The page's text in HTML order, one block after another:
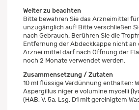
Weiter zu beachten
Bitte bewahren Sie das Arzneimittel
unzugänglich auf! Bitte verschließen
nach Gebrauch. Berühren Sie die
Entfernung der Abdeckkappe nicht an
Arznei mittel darf nach Öffnung der
noch 2 Monate verwendet werden.
Zusammensetzung / Zutaten
10 ml flüssige Verdünnung enthalten:
Aspergillus niger e volumine mycelii
(HAB, V. 5a, Lsg. D1 mit gereinigtem